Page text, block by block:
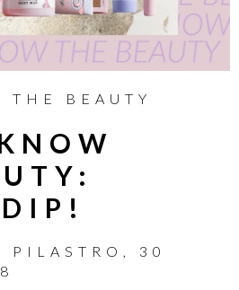
THE BEAUTY
PILASTRO , 30